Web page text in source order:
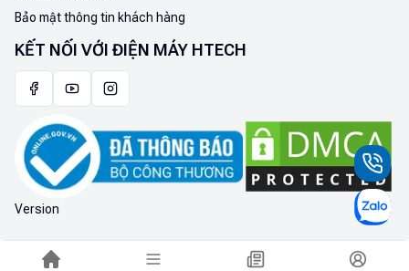
Bảo mật thông tin khách hàng
KẾT NỐI VỚI ĐIỆN MÁY HTECH
Version